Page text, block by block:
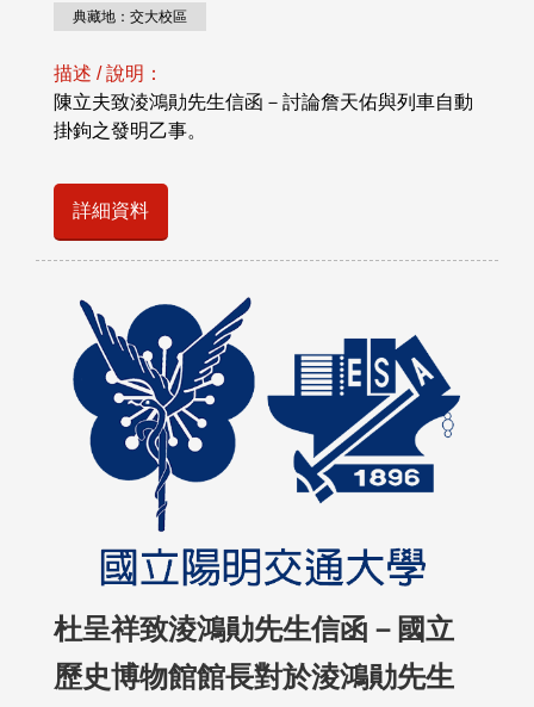
典藏地：交大校區
描述 / 說明：
陳立夫致淩鴻勛先生信函－討論詹天佑與列車自動
掛鉤之發明乙事。
詳細資料
杜呈祥致淩鴻勛先生信函－國立
歷史博物館館長對於淩鴻勛先生